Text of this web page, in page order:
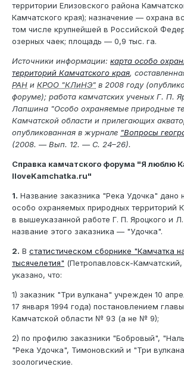
территории Елизовского района
Камчатского края); назначение — охрана
том числе крупнейшей в Российской
озерных чаек; площадь — 0,9 тыс. га.
Источники информации: карта особо
территорий Камчатского края,
РАН и КРОО "КЛиНЭ" в 2008 году
форуме); работа камчатских ученых Г. П.
Лапшина "Особо охраняемые природные
Камчатской области и прилегающих
опубликованная в журнале "Вопросы
(2008. — Вып. 12. — С. 24–26).
Справка камчатского форума "Я люблю
IloveKamchatka.ru"
1. Название заказника "Река Удочка" дано
особо охраняемых природных территорий
в вышеуказанной работе Г. П. Яроцкого и
название этого заказника — "Удочка".
2. В статистическом сборнике "Камчатка
тысячелетия" (Петропавловск-
указано, что:
1) заказник "Три вулкана" учрежден 10
17 января 1994 года) постановлением
Камчатской области № 93 (а не № 9);
2) по профилю заказники "Бобровый",
"Река Удочка", Тимоновский и "Три
зоологические.